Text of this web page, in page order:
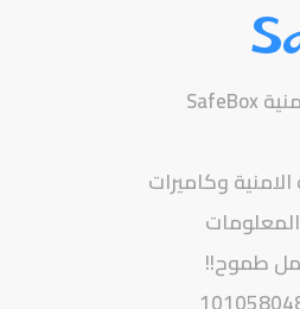
شركة الصندوق الامن الامنية SafeBox
وكاميرات
طموح!!